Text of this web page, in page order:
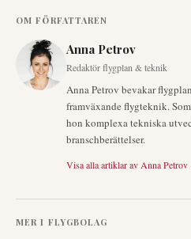
OM FÖRFATTAREN
Anna Petrov
Redaktör flygplan & teknik
Anna Petrov bevakar
framväxande flygteknik.
hon komplexa tekniska
branschberättelser.
Visa alla artiklar av Anna Petrov
MER I FLYGBOLAG